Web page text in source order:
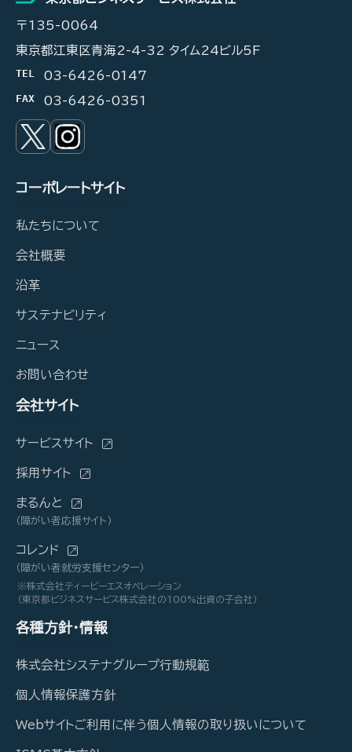
〒135-0064
東京都江東区青海2-4-32 タイム24ビル5F
TEL 03-6426-0147
FAX 03-6426-0351
コーポレートサイト
私たちについて
会社概要
沿革
サステナビリティ
ニュース
お問い合わせ
会社サイト
サービスサイト
採用サイト
まるんと
（障がい者応援サイト）
コレンド
（障がい者就労支援センター）
※株式会社ティービーエスオペレーション
（東京都ビジネスサービス株式会社の100%出資の子会社）
各種方針・情報
株式会社システナグループ行動規範
個人情報保護方針
Webサイトご利用に伴う個人情報の取り扱いについて